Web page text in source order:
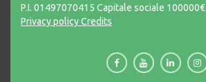
P.I. 01497070415 Capitale sociale 100000€
Privacy policyCredits